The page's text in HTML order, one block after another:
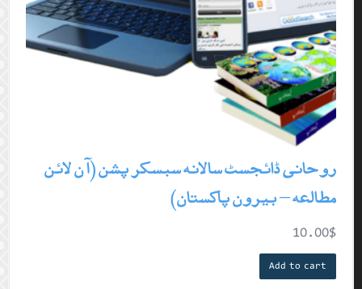
روحانی ڈائجسٹ سالانہ سبسکرپشن (آن لائن
مطالعہ – بیرون پاکستان)
10.00$
Add to cart